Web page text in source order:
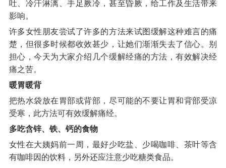
吐、冷汗淋漓、手足厥冷，甚至昏厥，给工作及生活带来
影响。
许多女性朋友尝试了许多的方法来试图缓解这种难言的痛
楚，但很多时候都收效甚少，让她们渐渐失去了信心。别
担心，今天为大家介绍几个缓解经痛的方法，有效解决经
痛之苦。
暖胃暖背
把热水袋放在胃部或背部，尽可能的不要让胃和背部受凉
受寒，此方法可有效缓解痛经。
多吃含锌、铁、钙的食物
女性在大姨妈前一周，最好少吃盐、少喝咖啡、茶叶等含
有咖啡因的饮料，另外还应注意少吃糖类食品。